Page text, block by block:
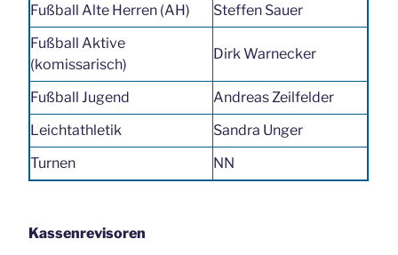
Fußball Alte Herren (AH)
Steffen Sauer
Fußball Aktive
(komissarisch)
Dirk Warnecker
Fußball Jugend
Andreas Zeilfelder
Leichtathletik
Sandra Unger
Turnen
NN
Kassenrevisoren